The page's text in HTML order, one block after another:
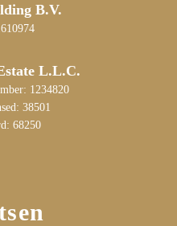
B.V.
L.L.C.
1234820
38501
68250